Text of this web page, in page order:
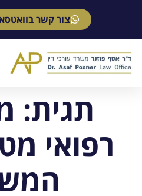
צור קשר
תגית:
רפואי